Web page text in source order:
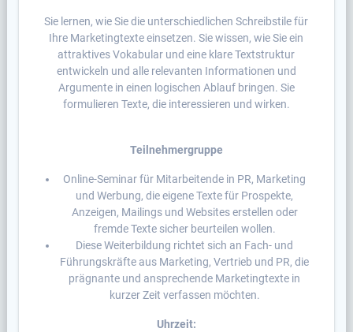
Sie lernen, wie Sie die unterschiedlichen Schreibstile für
Ihre Marketingtexte einsetzen. Sie wissen, wie Sie ein
attraktives Vokabular und eine klare Textstruktur
entwickeln und alle relevanten Informationen und
Argumente in einen logischen Ablauf bringen. Sie
formulieren Texte, die interessieren und wirken.
Teilnehmergruppe
Online-Seminar für Mitarbeitende in PR, Marketing
und Werbung, die eigene Texte für Prospekte,
Anzeigen, Mailings und Websites erstellen oder
fremde Texte sicher beurteilen wollen.
Diese Weiterbildung richtet sich an Fach- und
Führungskräfte aus Marketing, Vertrieb und PR, die
prägnante und ansprechende Marketingtexte in
kurzer Zeit verfassen möchten.
Uhrzeit: